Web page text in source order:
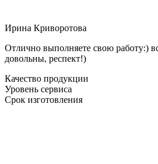
Ирина Криворотова
Отлично выполняете свою работу:)
довольны, респект!)
Качество продукции
Уровень сервиса
Срок изготовления